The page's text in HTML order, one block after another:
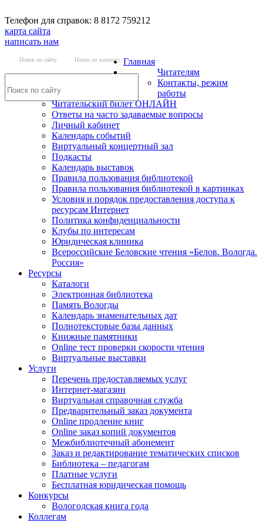
Телефон для справок: 8 8172 759212
карта сайта
написать нам
Поиск по сайту Поиск по каталогу Главная
Читателям
Контакты, режим
работы
Читательский билет ОНЛАЙН
Ответы на часто задаваемые вопросы
Личный кабинет
Календарь событий
Виртуальный концертный зал
Подкасты
Календарь выставок
Правила пользования библиотекой
Правила пользования библиотекой в картинках
Условия и порядок предоставления доступа к
ресурсам Интернет
Политика конфиденциальности
Клубы по интересам
Юридическая клиника
Всероссийские Беловские чтения «Белов. Вологда.
Россия»
Ресурсы
Каталоги
Электронная библиотека
Память Вологды
Календарь знаменательных дат
Полнотекстовые базы данных
Книжные памятники
Online тест проверки скорости чтения
Виртуальные выставки
Услуги
Перечень предоставляемых услуг
Интернет-магазин
Виртуальная справочная служба
Предварительный заказ документа
Online продление книг
Online заказ копий документов
Межбиблиотечный абонемент
Заказ и редактирование тематических списков
Библиотека – педагогам
Платные услуги
Бесплатная юридическая помощь
Конкурсы
Вологодская книга года
Коллегам